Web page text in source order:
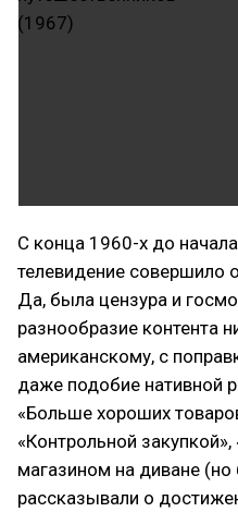
С конца 1960-х до
телевидение совершило
Да, была цензура и
разнообразие контента
американскому, с
даже подобие нативной
«Больше хороших
«Контрольной
магазином на диване
рассказывали о